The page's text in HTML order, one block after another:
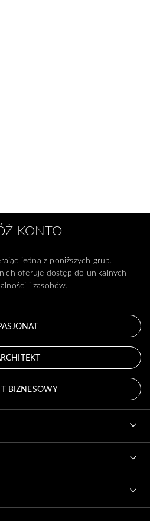
KONTO
jedną z poniższych grup.
oferuje dostęp do unikalnych
i zasobów.
BIZNESOWY